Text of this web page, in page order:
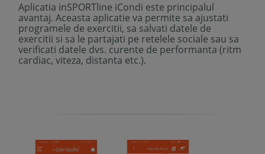
Aplicatia inSPORTline iCondi este principalul
avantaj. Aceasta aplicatie va permite sa ajustati
programele de exercitii, sa salvati datele de
exercitii si sa le partajati pe retelele sociale sau sa
verificati datele dvs. curente de performanta (ritm
cardiac, viteza, distanta etc.).